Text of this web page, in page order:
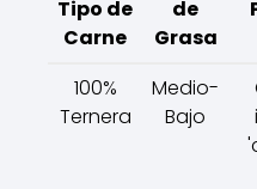
Tipo de
Carne
de
Grasa
100%
Ternera
Medio-
Bajo